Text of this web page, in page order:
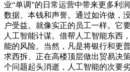
业“单调”的日常运营中带来更多利
数据、本钱和声誉。通过如许做，
户受益。就像实正的员工一样。它
人工智能计谋。借帮人工智能东西
能的风险。当然，凡是将银行和更
求西拆、正在高楼顶层做出贸易决
个问题起头消逝，人工智能的次要